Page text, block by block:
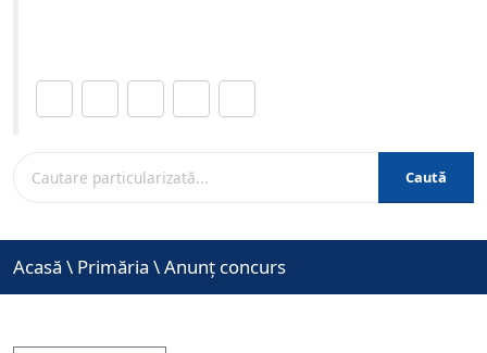
Caută
Acasă \ Primăria \Anunț concurs